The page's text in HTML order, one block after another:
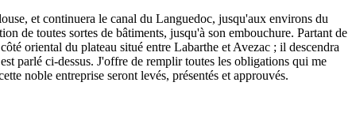
et continuera le canal du Languedoc, jusqu'aux environs du
de toutes sortes de bâtiments, jusqu'à son embouchure. Partant de
oriental du plateau situé entre Labarthe et Avezac ; il descendra
parlé ci-dessus. J'offre de remplir toutes les obligations qui me
noble entreprise seront levés, présentés et approuvés.